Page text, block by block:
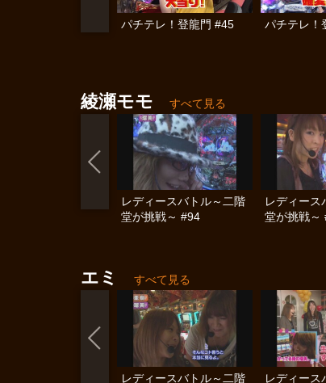
パチテレ！登龍門 #45 パチテレ！
綾瀬モモ すべて見る
レディースバトル～二階
堂が挑戦～ #94
レディース
堂が挑戦～
エミ すべて見る
レディースバトル～二階
レディース